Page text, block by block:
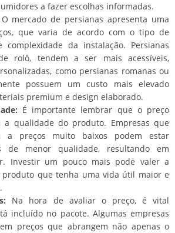
a fazer escolhas informadas.
O mercado de persianas apresenta uma
que varia de acordo com o tipo de
complexidade da instalação. Persianas
rolô, tendem a ser mais acessíveis,
como persianas romanas ou
possuem um custo mais elevado
premium e design elaborado.
É importante lembrar que o preço
a qualidade do produto. Empresas que
a preços muito baixos podem estar
de menor qualidade, resultando em
Investir um pouco mais pode valer a
que tenha uma vida útil maior e
Na hora de avaliar o preço, é vital
incluído no pacote. Algumas empresas
preços que abrangem não apenas o